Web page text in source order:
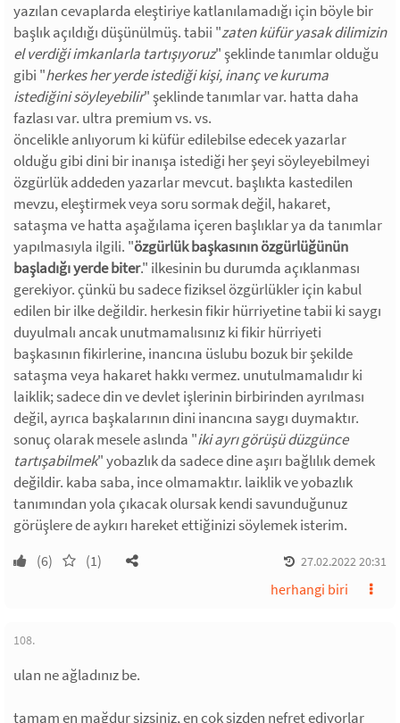
yazılan cevaplarda eleştiriye katlanılamadığı için böyle bir
başlık açıldığı düşünülmüş. tabii "zaten küfür yasak dilimizin
el verdiği imkanlarla tartışıyoruz" şeklinde tanımlar olduğu
gibi "herkes her yerde istediği kişi, inanç ve kuruma
istediğini söyleyebilir" şeklinde tanımlar var. hatta daha
fazlası var. ultra premium vs. vs.
öncelikle anlıyorum ki küfür edilebilse edecek yazarlar
olduğu gibi dini bir inanışa istediği her şeyi söyleyebilmeyi
özgürlük addeden yazarlar mevcut. başlıkta kastedilen
mevzu, eleştirmek veya soru sormak değil, hakaret,
sataşma ve hatta aşağılama içeren başlıklar ya da tanımlar
yapılmasıyla ilgili. "özgürlük başkasının özgürlüğünün
başladığı yerde biter." ilkesinin bu durumda açıklanması
gerekiyor. çünkü bu sadece fiziksel özgürlükler için kabul
edilen bir ilke değildir. herkesin fikir hürriyetine tabii ki saygı
duyulmalı ancak unutmamalısınız ki fikir hürriyeti
başkasının fikirlerine, inancına üslubu bozuk bir şekilde
sataşma veya hakaret hakkı vermez. unutulmamalıdır ki
laiklik; sadece din ve devlet işlerinin birbirinden ayrılması
değil, ayrıca başkalarının dini inancına saygı duymaktır.
sonuç olarak mesele aslında "iki ayrı görüşü düzgünce
tartışabilmek" yobazlık da sadece dine aşırı bağlılık demek
değildir. kaba saba, ince olmamaktır. laiklik ve yobazlık
tanımından yola çıkacak olursak kendi savunduğunuz
görüşlere de aykırı hareket ettiğinizi söylemek isterim.
(6) (1) 27.02.2022 20:31
herhangi biri
108.
ulan ne ağladınız be.
tamam en mağdur sizsiniz, en çok sizden nefret ediyorlar